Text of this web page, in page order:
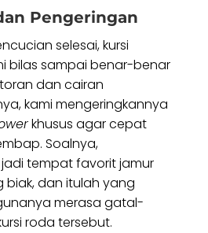
Pengeringan
selesai, kursi
bilas sampai benar-benar
dan cairan
kami mengeringkannya
khusus agar cepat
Soalnya,
tempat favorit jamur
dan itulah yang
merasa gatal-
roda tersebut.